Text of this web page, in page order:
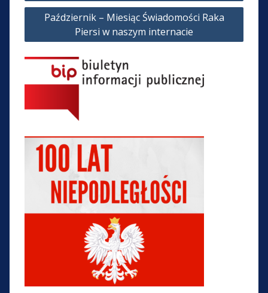
Październik – Miesiąc Świadomości Raka
Piersi w naszym internacie